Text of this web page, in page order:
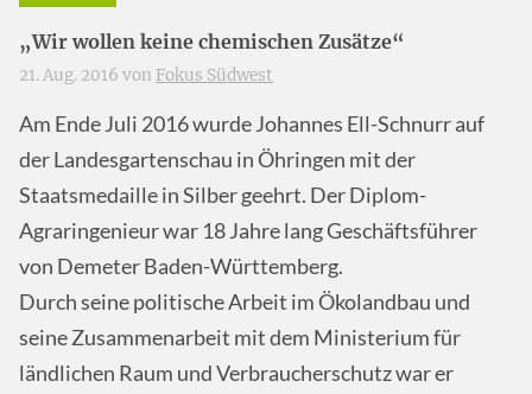
„Wir wollen keine chemischen Zusätze“
21. Aug. 2016 von Fokus Südwest
Am Ende Juli 2016 wurde Johannes Ell-Schnurr auf
der Landesgartenschau in Öhringen mit der
Staatsmedaille in Silber geehrt. Der Diplom-
Agraringenieur war 18 Jahre lang Geschäftsführer
von Demeter Baden-Württemberg.
Durch seine politische Arbeit im Ökolandbau und
seine Zusammenarbeit mit dem Ministerium für
ländlichen Raum und Verbraucherschutz war er